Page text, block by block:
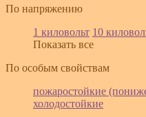
По напряжению
1 киловольт 10
Показать все
По особым свойствам
пожаростойкие
холодостойкие